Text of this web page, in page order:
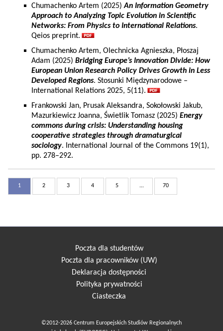
Chumachenko Artem (2025)An Information Geometry
Approach to Analyzing Topic Evolution in Scientific
Networks: From Physics to International Relations.
Qeios preprint.
Chumachenko Artem, Olechnicka Agnieszka, Płoszaj
Adam (2025) Bridging Europe’s Innovation Divide: How
European Union Research Policy Drives Growth in Less
Developed Regions. Stosunki Międzynarodowe –
International Relations 2025, 5(11).
Frankowski Jan, Prusak Aleksandra, Sokołowski Jakub,
Mazurkiewicz Joanna, Świetlik Tomasz (2025) Energy
commons during crisis: Understanding housing
cooperative strategies through dramaturgical
sociology. International Journal of the Commons 19(1),
pp. 278–292.
1 2 3 4 5 ... 70
Poczta dla studentów
Poczta dla pracowników (UW)
Deklaracja dostępności
Polityka prywatności
Ciasteczka
©2012-2026 Centrum Europejskich Studiów Regionalnych